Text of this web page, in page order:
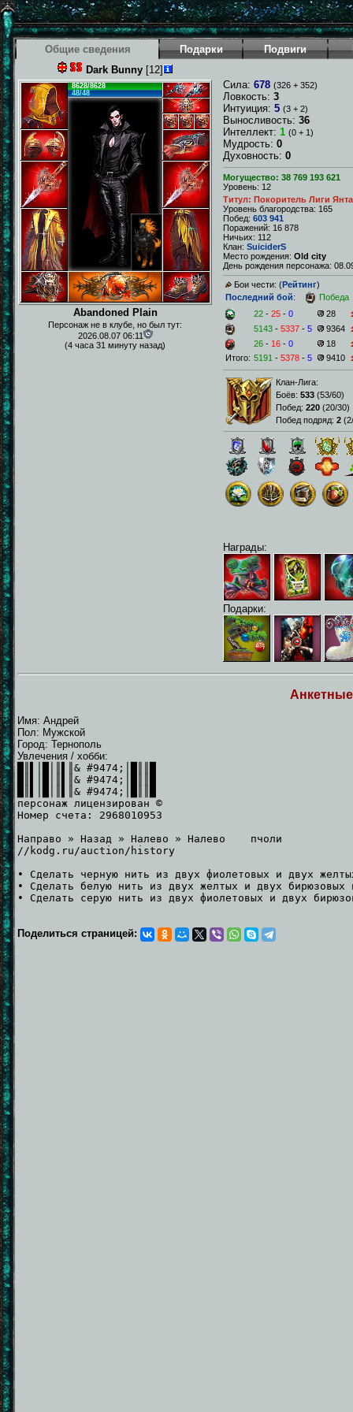
Общие сведения Подарки Подвиги
Dark Bunny [12]
8628/8628
48/48
Abandoned Plain
Персонаж не в клубе, но был тут:
2026.08.07 06:11
(4 часа 31 минуту назад)
Сила: 678 (326 + 352)
Ловкость: 3
Интуиция: 5 (3 + 2)
Выносливость: 36
Интеллект: 1 (0 + 1)
Мудрость: 0
Духовность: 0
Могущество: 38 769 193 621
Уровень: 12
Титул: Покоритель Лиги
Уровень благородства: 165
Побед: 603 941
Поражений: 16 878
Ничьих: 112
Клан: SuiciderS
Место рождения: Old city
День рождения персонажа:
Бои чести: (Рейтинг)
Последний бой:
Победа
22 - 25 - 0
28
5143 - 5337 - 5
9364
26 - 16 - 0
18
Итого: 5191 - 5378 - 5 9410
Клан-Лига:
Боёв: 533 (53/60)
Побед: 220 (20/30)
Побед подряд: 2 (
Награды:
Подарки:
Имя: Андрей
Пол: Мужской
Город: Тернополь
Увлечения / хобби:
█║▌│█│║▌║& #9474;│█║║█
█║▌│█│║▌║& #9474;│█║║█
█║▌│█│║▌║& #9474;│█║║█
персонаж лицензирован ©
Номер счета: 2968010953
Направо » Назад » Налево » Налево пчоли
//kodg.ru/auction/history
• Сделать черную нить из двух фиолетовых и двух
• Сделать белую нить из двух желтых и двух бирюзовых
• Сделать серую нить из двух фиолетовых и двух
Поделиться страницей: